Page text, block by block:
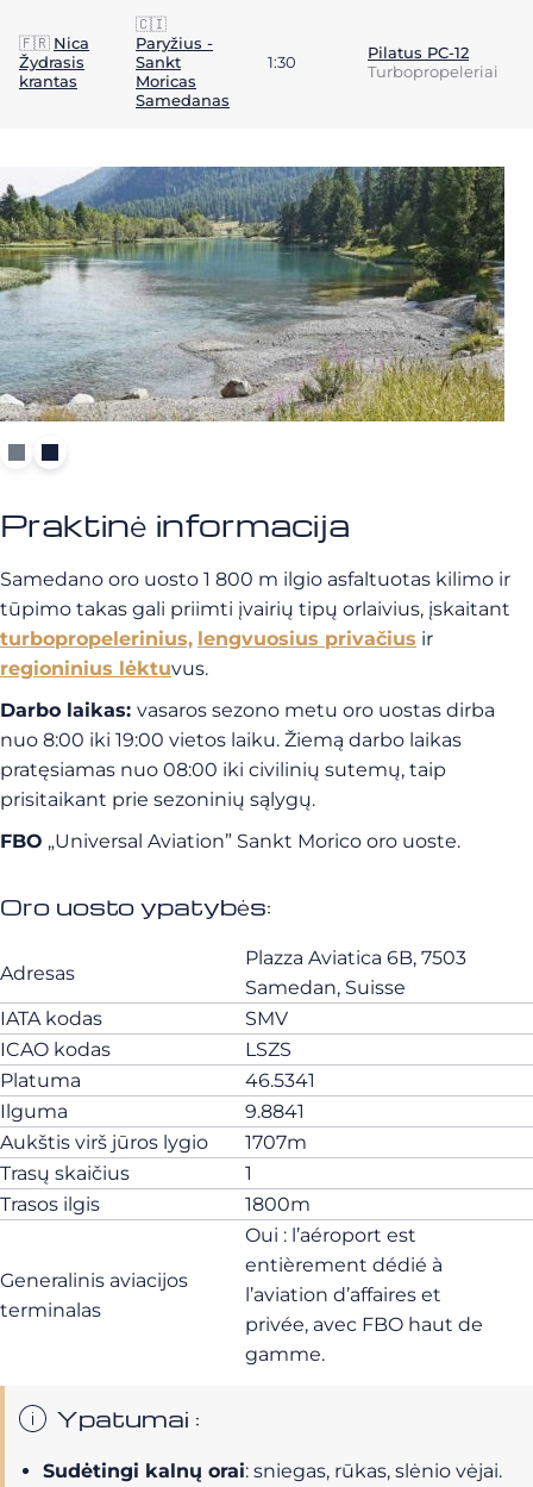
🇫🇷 Nica
Žydrasis
krantas
🇨🇮
Paryžius -
Sankt
Moricas
Samedanas
1:30
Pilatus PC-12
Turbopropeleriai
Praktinė informacija
Samedano oro uosto 1 800 m ilgio asfaltuotas kilimo ir
tūpimo takas gali priimti įvairių tipų orlaivius, įskaitant
turbopropelerinius, lengvuosius privačius ir
regioninius lėktuvus.
Darbo laikas: vasaros sezono metu oro uostas dirba
nuo 8:00 iki 19:00 vietos laiku. Žiemą darbo laikas
pratęsiamas nuo 08:00 iki civilinių sutemų, taip
prisitaikant prie sezoninių sąlygų.
FBO „Universal Aviation” Sankt Morico oro uoste.
Oro uosto ypatybės:
Adresas
Plazza Aviatica 6B, 7503
Samedan, Suisse
IATA kodas
SMV
ICAO kodas
LSZS
Platuma
46.5341
Ilguma
9.8841
Aukštis virš jūros lygio
1707m
Trasų skaičius
1
Trasos ilgis
1800m
Generalinis aviacijos
terminalas
Oui : l’aéroport est
entièrement dédié à
l’aviation d’affaires et
privée, avec FBO haut de
gamme.
Ypatumai :
Sudėtingi kalnų orai: sniegas, rūkas, slėnio vėjai.